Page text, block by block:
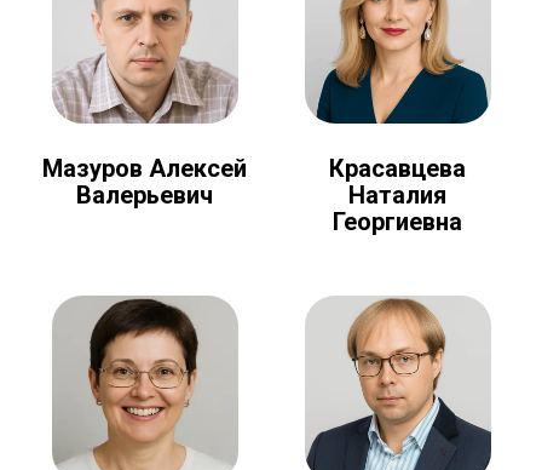
Мазуров Алексей
Валерьевич
Красавцева
Наталия
Георгиевна